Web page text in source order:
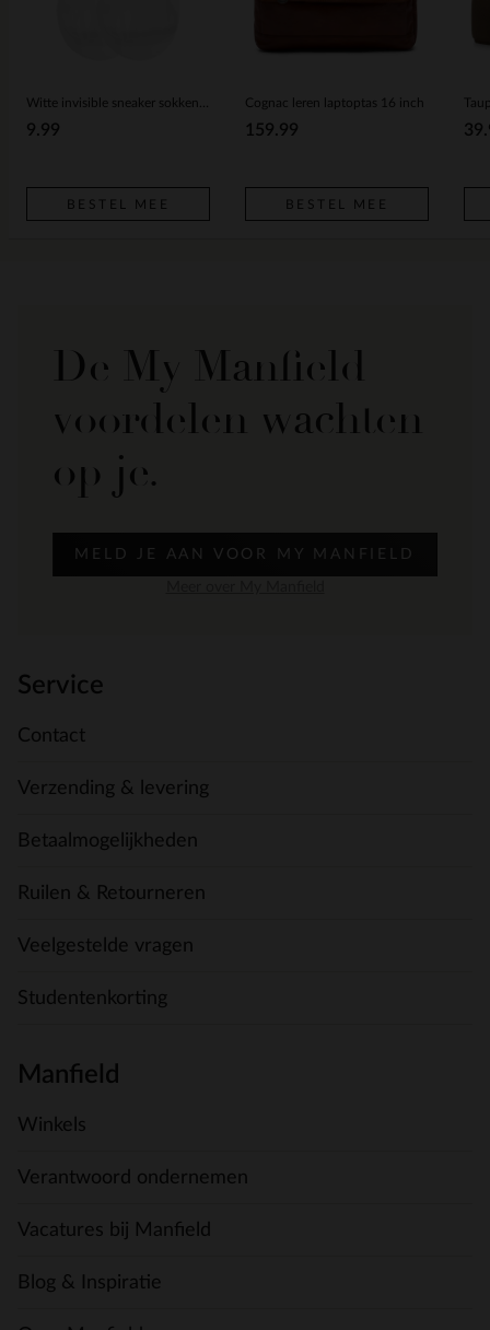
9.99
BESTEL MEE
Cognac leren laptoptas 16 inch
159.99
BESTEL MEE
De My Manfield
voordelen wachten
op je.
MELD JE AAN VOOR MY MANFIELD
Service
Contact
Verzending & levering
Betaalmogelijkheden
Ruilen & Retourneren
Veelgestelde vragen
Studentenkorting
Manfield
Winkels
Verantwoord ondernemen
Vacatures bij Manfield
Blog & Inspiratie